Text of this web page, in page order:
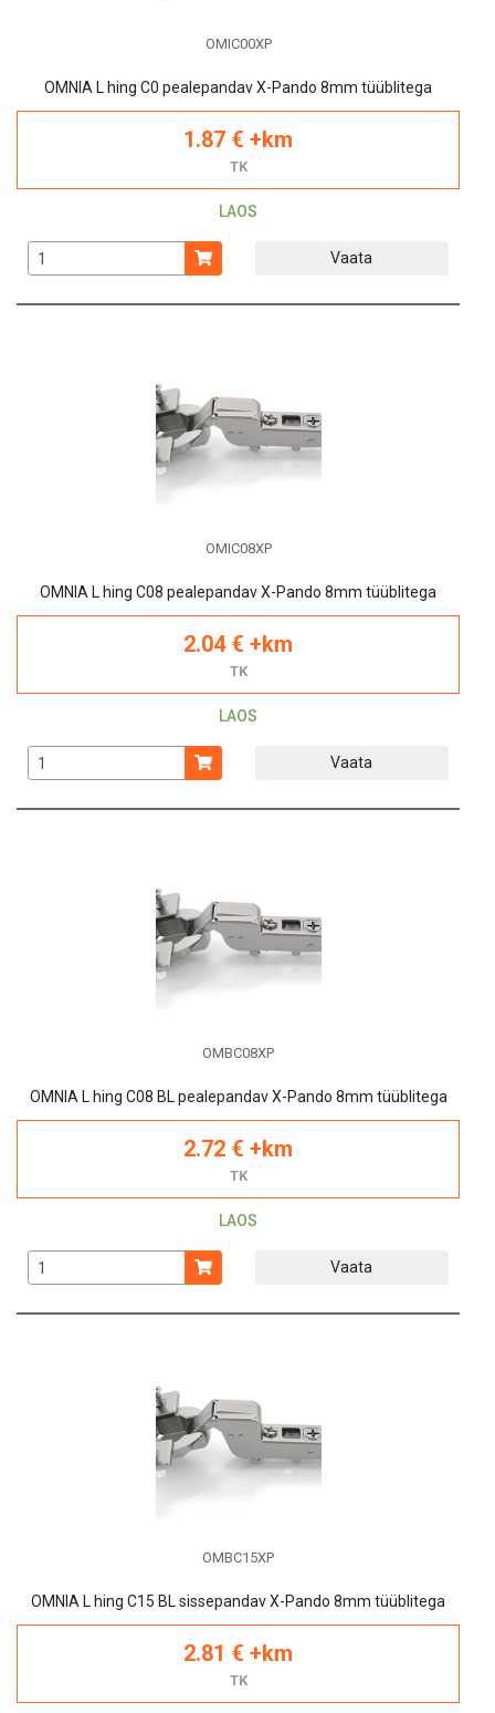
OMIC00XP
OMNIA L hing C0 pealepandav X-Pando 8mm tüüblitega
1.87 € +km
TK
LAOS
Vaata
OMIC08XP
OMNIA L hing C08 pealepandav X-Pando 8mm tüüblitega
2.04 € +km
TK
LAOS
Vaata
OMBC08XP
OMNIA L hing C08 BL pealepandav X-Pando 8mm tüüblitega
2.72 € +km
TK
LAOS
Vaata
OMBC15XP
OMNIA L hing C15 BL sissepandav X-Pando 8mm tüüblitega
2.81 € +km
TK